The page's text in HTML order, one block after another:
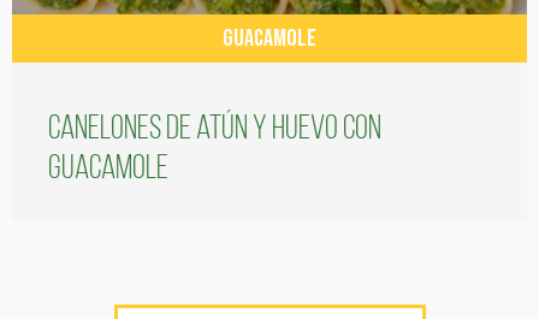
GUACAMOLE
Canelones de atún y huevo con
guacamole